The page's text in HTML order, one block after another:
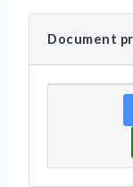
Document